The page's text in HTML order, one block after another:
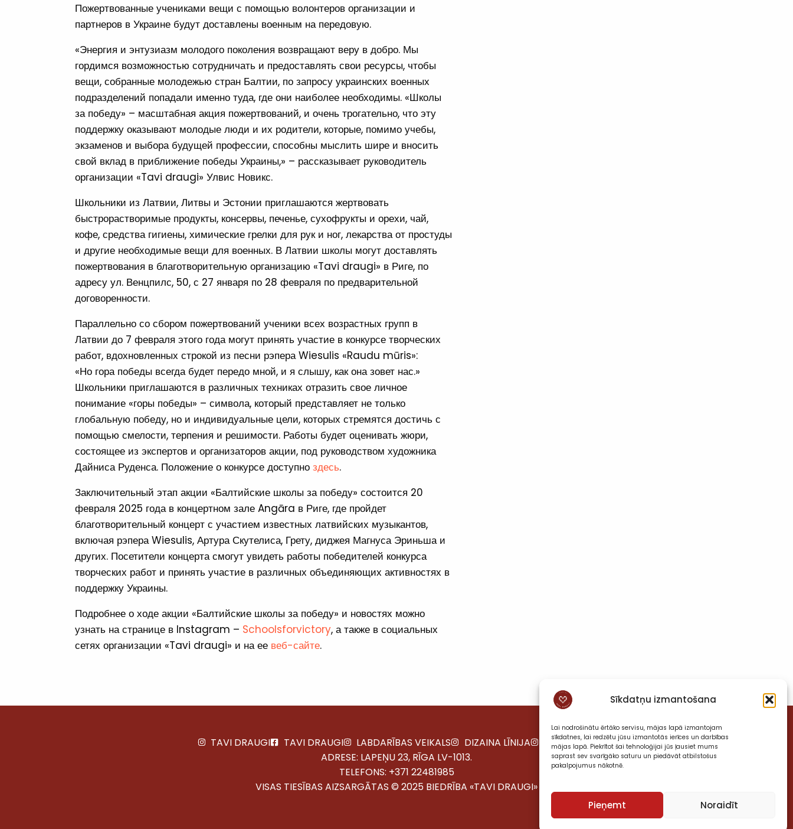
Sīkdatņu izmantošana
Lai nodrošinātu ērtāko servisu, mājas lapā izmantojam
sīkdatnes, lai redzētu jūsu izmantotās ierīces un darbības
mājas lapā. Piekrītot šai tehnoloģijai jūs ļausiet mums
saprast sev svarīgāko saturu un piedāvāt atbilstošus
pakalpojumus nākotnē.
Pieņemt Noraidīt
Пожертвованные учениками вещи с помощью волонтеров организации и
партнеров в Украине будут доставлены военным на передовую.
«Энергия и энтузиазм молодого поколения возвращают веру в добро. Мы
гордимся возможностью сотрудничать и предоставлять свои ресурсы, чтобы
вещи, собранные молодежью стран Балтии, по запросу украинских военных
подразделений попадали именно туда, где они наиболее необходимы. «Школы
за победу» – масштабная акция пожертвований, и очень трогательно, что эту
поддержку оказывают молодые люди и их родители, которые, помимо учебы,
экзаменов и выбора будущей профессии, способны мыслить шире и вносить
свой вклад в приближение победы Украины,» – рассказывает руководитель
организации «Tavi draugi» Улвис Новикс.
Школьники из Латвии, Литвы и Эстонии приглашаются жертвовать
быстрорастворимые продукты, консервы, печенье, сухофрукты и орехи, чай,
кофе, средства гигиены, химические грелки для рук и ног, лекарства от простуды
и другие необходимые вещи для военных. В Латвии школы могут доставлять
пожертвования в благотворительную организацию «Tavi draugi» в Риге, по
адресу ул. Венцпилс, 50, с 27 января по 28 февраля по предварительной
договоренности.
Параллельно со сбором пожертвований ученики всех возрастных групп в
Латвии до 7 февраля этого года могут принять участие в конкурсе творческих
работ, вдохновленных строкой из песни рэпера Wiesulis «Raudu mūris»:
«Но гора победы всегда будет передо мной, и я слышу, как она зовет нас.»
Школьники приглашаются в различных техниках отразить свое личное
понимание «горы победы» – символа, который представляет не только
глобальную победу, но и индивидуальные цели, которых стремятся достичь с
помощью смелости, терпения и решимости. Работы будет оценивать жюри,
состоящее из экспертов и организаторов акции, под руководством художника
Дайниса Руденса. Положение о конкурсе доступно здесь.
Заключительный этап акции «Балтийские школы за победу» состоится 20
февраля 2025 года в концертном зале Angāra в Риге, где пройдет
благотворительный концерт с участием известных латвийских музыкантов,
включая рэпера Wiesulis, Артура Скутелиса, Грету, диджея Магнуса Эриньша и
других. Посетители концерта смогут увидеть работы победителей конкурса
творческих работ и принять участие в различных объединяющих активностях в
поддержку Украины.
Подробнее о ходе акции «Балтийские школы за победу» и новостях можно
узнать на странице в Instagram – Schoolsforvictory, а также в социальных
сетях организации «Tavi draugi» и на ее веб-сайте.
TAVI DRAUGI TAVI DRAUGI LABDARĪBAS VEIKALS DIZAINA LĪNIJA
VIESISTABA
ADRESE: LAPEŅU 23, RĪGA LV-1013.
TELEFONS: +371 22481985
VISAS TIESĪBAS AIZSARGĀTAS © 2025 BIEDRĪBA «TAVI DRAUGI»